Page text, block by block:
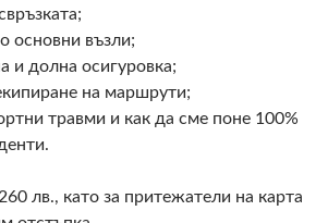
основни възли;
и долна осигуровка;
на маршрути;
травми и как да сме поне 100%
лв., като за притежатели на карта